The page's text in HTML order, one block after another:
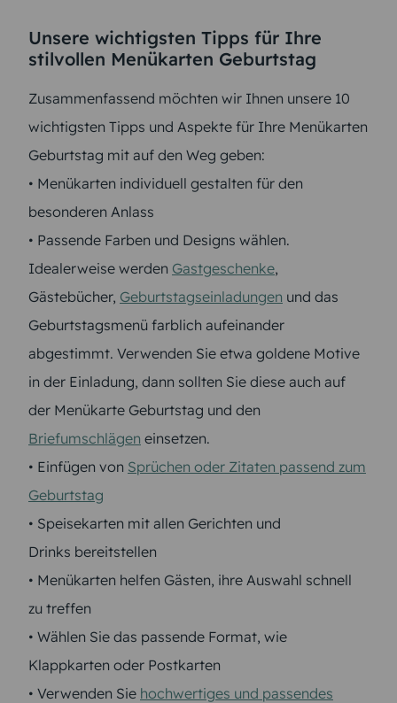
Unsere wichtigsten Tipps für Ihre
stilvollen Menükarten Geburtstag
Zusammenfassend möchten wir Ihnen unsere 10
wichtigsten Tipps und Aspekte für Ihre Menükarten
Geburtstag mit auf den Weg geben:
• Menükarten individuell gestalten für den
besonderen Anlass
• Passende Farben und Designs wählen.
Idealerweise werden Gastgeschenke,
Gästebücher, Geburtstagseinladungen und das
Geburtstagsmenü farblich aufeinander
abgestimmt. Verwenden Sie etwa goldene Motive
in der Einladung, dann sollten Sie diese auch auf
der Menükarte Geburtstag und den
Briefumschlägen einsetzen.
• Einfügen von Sprüchen oder Zitaten passend zum
Geburtstag
• Speisekarten mit allen Gerichten und
Drinks bereitstellen
• Menükarten helfen Gästen, ihre Auswahl schnell
zu treffen
• Wählen Sie das passende Format, wie
Klappkarten oder Postkarten
• Verwenden Sie hochwertiges und passendes